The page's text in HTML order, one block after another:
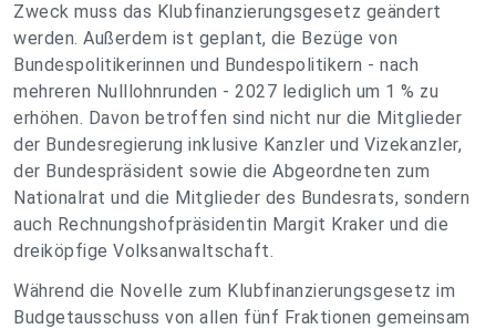
Zweck muss das Klubfinanzierungsgesetz geändert
werden. Außerdem ist geplant, die Bezüge von
Bundespolitikerinnen und Bundespolitikern - nach
mehreren Nulllohnrunden - 2027 lediglich um 1 % zu
erhöhen. Davon betroffen sind nicht nur die Mitglieder
der Bundesregierung inklusive Kanzler und Vizekanzler,
der Bundespräsident sowie die Abgeordneten zum
Nationalrat und die Mitglieder des Bundesrats, sondern
auch Rechnungshofpräsidentin Margit Kraker und die
dreiköpfige Volksanwaltschaft.
Während die Novelle zum Klubfinanzierungsgesetz im
Budgetausschuss von allen fünf Fraktionen gemeinsam